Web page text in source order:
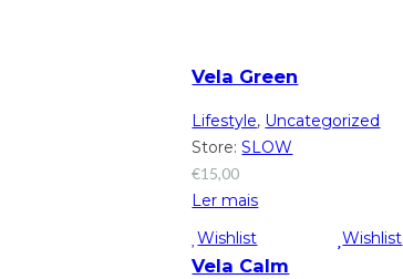
Vela Green
Lifestyle, Uncategorized
Store:SLOW
€15,00
Ler mais
Wishlist
Wishlist
Vela Calm